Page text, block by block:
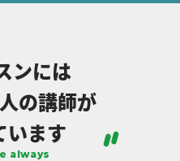
ンには
人の講師が
います
always